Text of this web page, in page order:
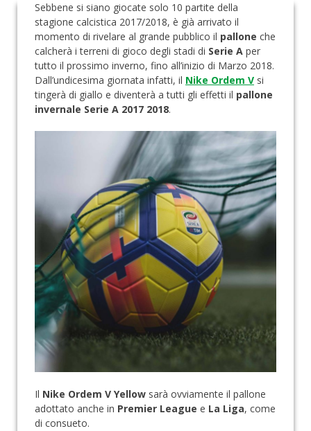
Sebbene si siano giocate solo 10 partite della
stagione calcistica 2017/2018, è già arrivato il
momento di rivelare al grande pubblico il pallone che
calcherà i terreni di gioco degli stadi di Serie A per
tutto il prossimo inverno, fino all’inizio di Marzo 2018.
Dall’undicesima giornata infatti, il Nike Ordem V si
tingerà di giallo e diventerà a tutti gli effetti il pallone
invernale Serie A 2017 2018.
Il Nike Ordem V Yellow sarà ovviamente il pallone
adottato anche in Premier League e La Liga, come
di consueto.